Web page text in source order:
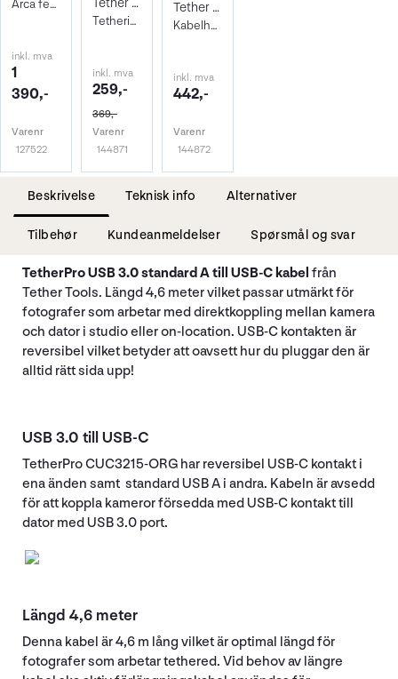
Arca festeplate med kabelsikring.
inkl. mva
1
390,-
Varenr
127522
Tethering kabel support. Jerkstopper
inkl. mva
259,-
369,-
Varenr
144871
Tether Tools TetherGuard Thread Mount Su
Kabelholder m/ stativskrue
inkl. mva
442,-
Varenr
144872
Beskrivelse Teknisk info Alternativer
Tilbehør Kundeanmeldelser Spørsmål og svar
TetherPro USB 3.0 standard A till USB-C kabel från
Tether Tools. Längd 4,6 meter vilket passar utmärkt för
fotografer som arbetar med direktkoppling mellan kamera
och dator i studio eller on-location. USB-C kontakten är
reversibel vilket betyder att oavsett hur du pluggar den är
alltid rätt sida upp!
USB 3.0 till USB-C
TetherPro CUC3215-ORG har reversibel USB-C kontakt i
ena änden samt standard USB A i andra. Kabeln är avsedd
för att koppla kameror försedda med USB-C kontakt till
dator med USB 3.0 port.
Längd 4,6 meter
Denna kabel är 4,6 m lång vilket är optimal längd för
fotografer som arbetar tethered. Vid behov av längre